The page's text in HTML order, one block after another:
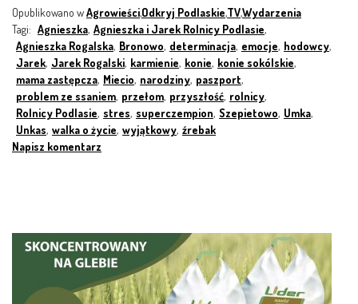
Opublikowano wAgrowieści,Odkryj Podlaskie,TV,Wydarzenia
Tagi: Agnieszka, Agnieszka i Jarek Rolnicy Podlasie,
Agnieszka Rogalska, Bronowo, determinacja, emocje, hodowcy,
Jarek, Jarek Rogalski, karmienie, konie, konie sokólskie,
mama zastępcza, Miecio, narodziny, paszport,
problem ze ssaniem, przełom, przyszłość, rolnicy,
Rolnicy Podlasie, stres, superczempion, Szepietowo, Umka,
Unkas, walka o życie, wyjątkowy, źrebak
Napisz komentarz